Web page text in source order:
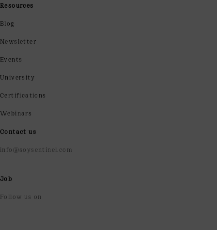
Resources
Blog
Newsletter
Events
University
Certifications
Webinars
Contact us
info@soysentinel.com
Job
Follow us on